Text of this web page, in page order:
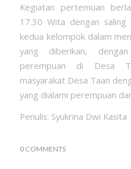
Kegiatan pertemuan
17.30 Wita dengan
kedua kelompok dalam
yang diberikan,
perempuan di Desa
masyarakat Desa Taan
yang dialami perempuan
Penulis: Syukrina Dwi Kasita
0 COMMENTS